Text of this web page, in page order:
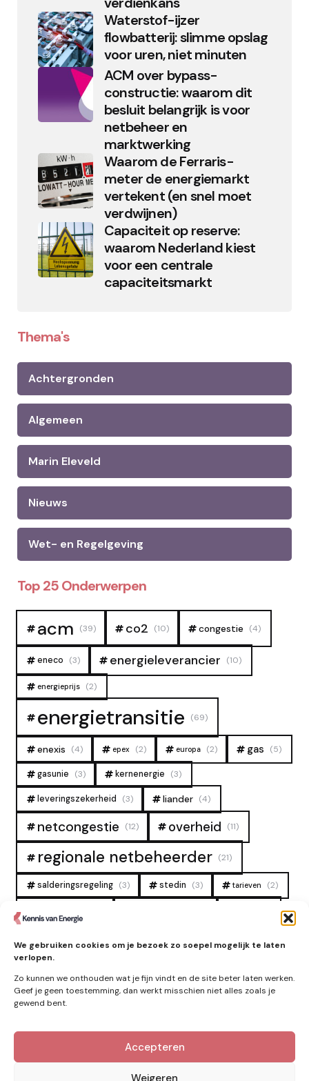
We gebruiken cookies om je bezoek zo soepel mogelijk te laten
verlopen.
Zo kunnen we onthouden wat je fijn vindt en de site beter laten werken.
Geef je geen toestemming, dan werkt misschien niet alles zoals je
gewend bent.
Accepteren
Weigeren
Waterstof-ijzer
flowbatterij: slimme opslag
voor uren, niet minuten
ACM over bypass-
constructie: waarom dit
besluit belangrijk is voor
netbeheer en
marktwerking
Waarom de Ferraris-
meter de energiemarkt
vertekent (en snel moet
verdwijnen)
Capaciteit op reserve:
waarom Nederland kiest
voor een centrale
capaciteitsmarkt
Thema's
Achtergronden
Algemeen
Marin Eleveld
Nieuws
Wet- en Regelgeving
Top 25 Onderwerpen
acm (39) co2 (10) congestie (4)
eneco (3) energieleverancier (10)
energieprijs (2)
energietransitie (69)
enexis (4) epex (2) europa (2) gas (5)
gasunie (3) kernenergie (3)
leveringszekerheid (3) liander (4)
netcongestie (12) overheid (11)
regionale netbeheerder (21)
salderingsregeling (3) stedin (3) tarieven (2)
tennet
zonne-energie (9)
Kennis van Energie in je mailbox?
Abonner op nieuwe artikelen.